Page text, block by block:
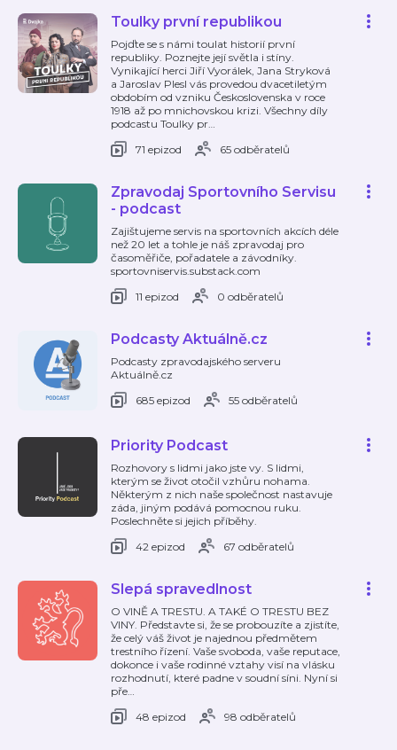
Toulky první republikou
Pojďte se s námi toulat historií první
republiky. Poznejte její světla i stíny.
Vynikající herci Jiří Vyorálek, Jana Stryková
a Jaroslav Plesl vás provedou dvacetiletým
obdobím od vzniku Československa v roce
1918 až po mnichovskou krizi. Všechny díly
podcastu Toulky pr…
71 epizod
65 odběratelů
Zpravodaj Sportovního Servisu
- podcast
Zajištujeme servis na sportovních akcích déle
než 20 let a tohle je náš zpravodaj pro
časoměřiče, pořadatele a závodníky.
sportovniservis.substack.com
11 epizod
0 odběratelů
Podcasty Aktuálně.cz
Podcasty zpravodajského serveru
Aktuálně.cz
685 epizod
55 odběratelů
Priority Podcast
Rozhovory s lidmi jako jste vy. S lidmi,
kterým se život otočil vzhůru nohama.
Některým z nich naše společnost nastavuje
záda, jiným podává pomocnou ruku.
Poslechněte si jejich příběhy.
42 epizod
67 odběratelů
Slepá spravedlnost
O VINĚ A TRESTU. A TAKÉ O TRESTU BEZ
VINY. Představte si, že se probouzíte a zjistíte,
že celý váš život je najednou předmětem
trestního řízení. Vaše svoboda, vaše reputace,
dokonce i vaše rodinné vztahy visí na vlásku
rozhodnutí, které padne v soudní síni. Nyní si
pře…
48 epizod
98 odběratelů